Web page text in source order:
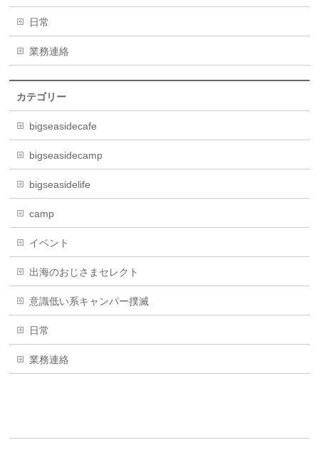
日常
業務連絡
カテゴリー
bigseasidecafe
bigseasidecamp
bigseasidelife
camp
イベント
出海のおじさまセレクト
意識低い系キャンパー撲滅
日常
業務連絡